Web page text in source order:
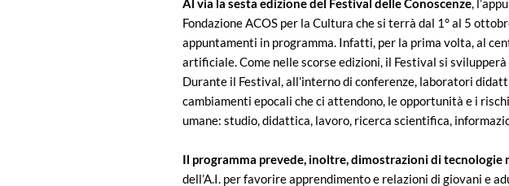
Al via la sesta edizione del Festival delle Conoscenze,
Fondazione ACOS per la Cultura che si terrà dal 1° al 5
appuntamenti in programma. Infatti, per la prima volta, al
artificiale. Come nelle scorse edizioni, il Festival si
Durante il Festival, all’interno di conferenze, laboratori
cambiamenti epocali che ci attendono, le opportunità e i
umane: studio, didattica, lavoro, ricerca scientifica,
Il programma prevede, inoltre, dimostrazioni di tecnologie
dell’A.I. per favorire apprendimento e relazioni di giovani e